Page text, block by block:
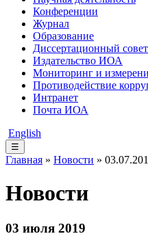
Конференции
Журнал
Образование
Диссертационный совет
Издательство ИОА
Мониторинг и
Противодействие
Интранет
Почта ИОА
English
☰
Главная » Новости »
Новости
03 июля 2019